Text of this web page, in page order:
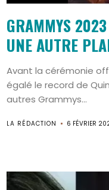
GRAMMYS
UNE AUTRE
Avant la cérémonie
égalé le record de
autres Grammys...
LA RÉDACTION 6 FÉVRIER